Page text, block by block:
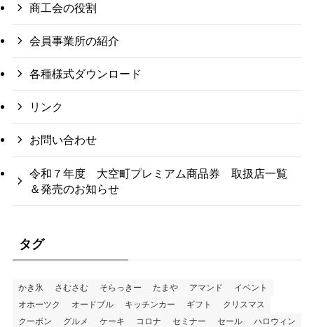
商工会の役割
会員事業所の紹介
各種様式ダウンロード
リンク
お問い合わせ
令和７年度 大空町プレミアム商品券 取扱店一覧
＆発売のお知らせ
タグ
かき氷 さむさむ そらっきー たまや アマンド
イベント
オホーツク
オードブル キッチンカー ギフト
クリスマス
クーポン
グルメ ケーキ コロナ セミナー セール
ハロウィン